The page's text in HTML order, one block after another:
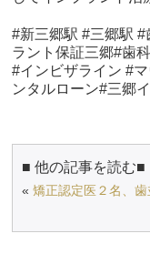
#新三郷駅 #三郷駅
ラント保証三郷#歯
#インビザライン #
ンタルローン#三郷
■ 他の記事を読む■
«矯正認定医２名、